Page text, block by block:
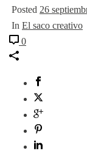
Posted 26
In El saco creativo
0